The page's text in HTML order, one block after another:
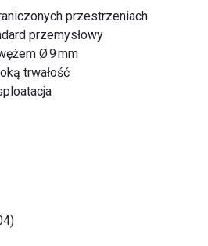
przestrzeniach
przemysłowy
Ø 9 mm
trwałość